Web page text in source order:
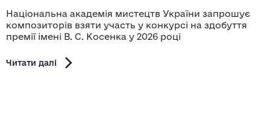
Національна академія мистецтв України запрошує
композиторів взяти участь у конкурсі на здобуття
премії імені В. С. Косенка у 2026 році
Читати далі